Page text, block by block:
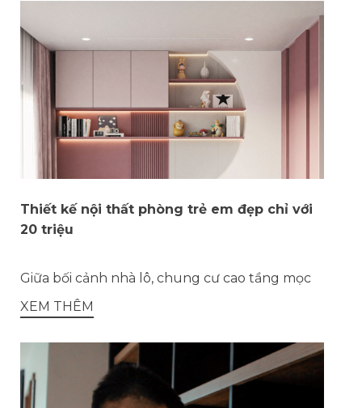
Thiết kế nội thất phòng trẻ em đẹp chỉ với
20 triệu
Giữa bối cảnh nhà lô, chung cư cao tầng mọc
XEM THÊM